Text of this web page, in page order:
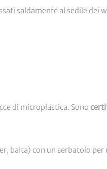
saldamente al sedile dei
di microplastica. Sono
baita) con un serbatoio